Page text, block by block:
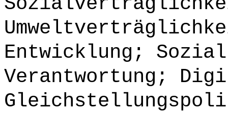
Entwicklung;
Verantwortung;